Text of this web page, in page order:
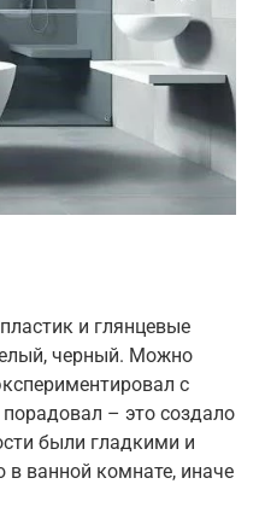
и глянцевые
черный. Можно
с
– это создало
были гладкими и
ванной комнате, иначе